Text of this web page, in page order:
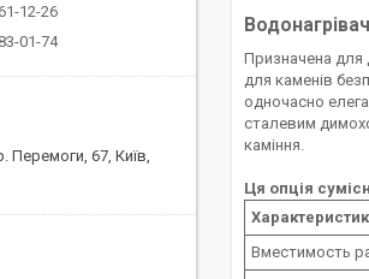
Призначена для
для каменів
одночасно
сталевим
каміння.
Ця опція
Вместимость
12-26
01-74
Перемоги, 67, Київ,